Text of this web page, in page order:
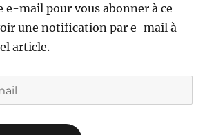
e-mail pour vous abonner à ce
une notification par e-mail à
article.